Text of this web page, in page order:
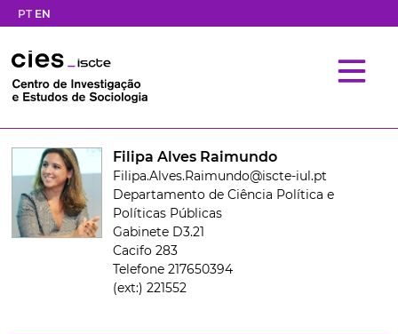
PT EN
Filipa Alves Raimundo
Filipa.Alves.Raimundo@iscte-iul.pt
Departamento de Ciência Política e
Políticas Públicas
Gabinete D3.21
Cacifo 283
Telefone 217650394
(ext:) 221552